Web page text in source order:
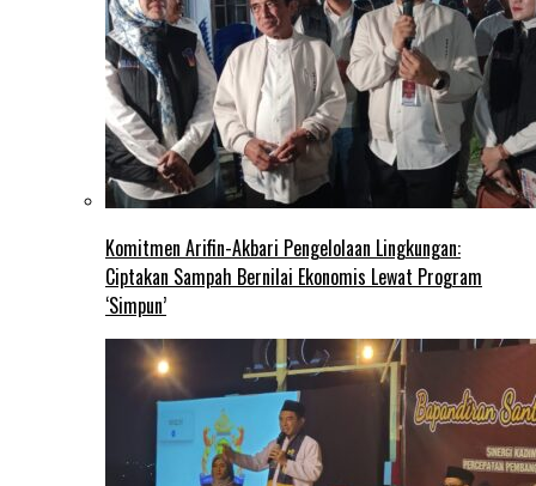
Komitmen Arifin-Akbari Pengelolaan Lingkungan:
Ciptakan Sampah Bernilai Ekonomis Lewat Program
‘Simpun’